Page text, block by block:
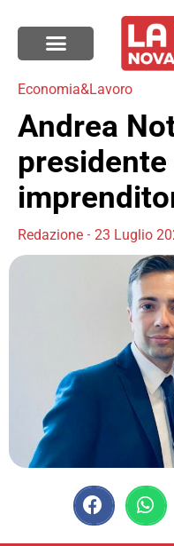
Economia&Lavoro
Andrea
Redazione 23 Luglio